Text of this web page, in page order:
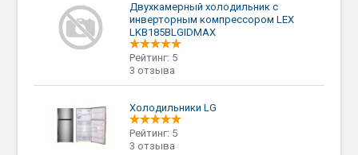
Двухкамерный холодильник с
инверторным компрессором LEX
LKB185BLGIDMAX
Рейтинг: 5
3 отзыва
Холодильники LG
Рейтинг: 5
3 отзыва